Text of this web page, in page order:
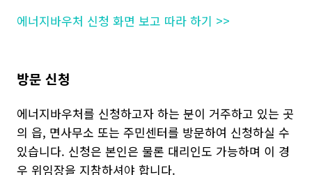
에너지바우처 신청 화면 보고 따라 하기 >>
방문 신청
에너지바우처를 신청하고자 하는 분이 거주하고 있는 곳
의 읍, 면사무소 또는 주민센터를 방문하여 신청하실 수
있습니다. 신청은 본인은 물론 대리인도 가능하며 이 경
우 위임장을 지참하셔야 합니다.